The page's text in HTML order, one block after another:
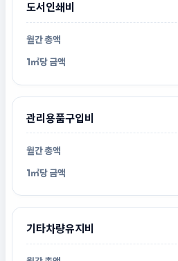
도서인쇄비
관리용품구입비
기타차량유지비